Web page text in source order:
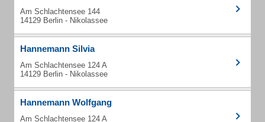
Am Schlachtensee 144
14129 Berlin - Nikolassee
Hannemann Silvia
Am Schlachtensee 124 A
14129 Berlin - Nikolassee
Hannemann Wolfgang
Am Schlachtensee 124 A